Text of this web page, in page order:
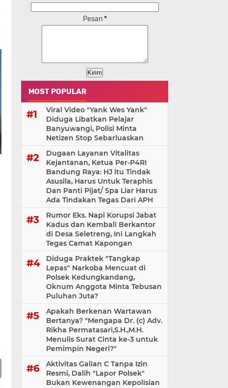
Pesan*
MOST POPULAR
Viral Video "Yank Wes Yank"
Diduga Libatkan Pelajar
Banyuwangi, Polisi Minta
Netizen Stop Sebarluaskan
Dugaan Layanan Vitalitas
Kejantanan, Ketua Per-P4RI
Bandung Raya: HJ itu Tindak
Asusila, Harus Untuk Teraphis
Dan Panti Pijat/ Spa Liar Harus
Ada Tindakan Tegas Dari APH
Rumor Eks. Napi Korupsi Jabat
Kadus dan Kembali Berkantor
di Desa Seletreng, Ini Langkah
Tegas Camat Kapongan
Diduga Praktek "Tangkap
Lepas" Narkoba Mencuat di
Polsek Kedungkandang,
Oknum Anggota Minta Tebusan
Puluhan Juta?
Apakah Berkenan Wartawan
Bertanya? "Mengapa Dr. (c) Adv.
Rikha Permatasari,S.H.,M.H.
Menulis Surat Cinta ke-3 untuk
Pemimpin Negeri?"
Aktivitas Galian C Tanpa Izin
Resmi, Dalih "Lapor Polsek"
Bukan Kewenangan Kepolisian